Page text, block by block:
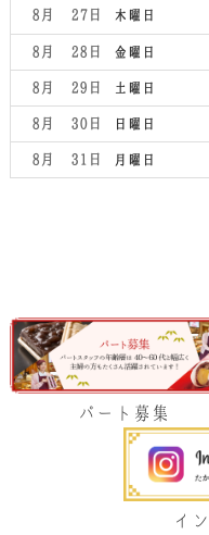
木曜日
8月 27
金曜日
8月 28
土曜日
8月 29
日曜日
8月 30
月曜日
8月 31
パート募集
イ